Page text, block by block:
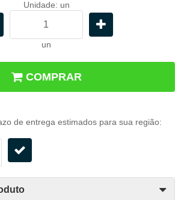
Unidade: un
un
COMPRAR
de entrega estimados para sua região: